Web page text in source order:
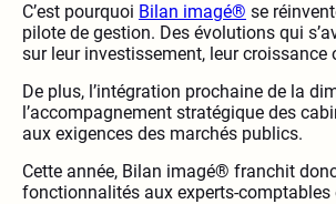
C’est pourquoi Bilan imagé® se
pilote de gestion. Des évolutions qui
sur leur investissement, leur croissance
De plus, l’intégration prochaine de la
l’accompagnement stratégique des
aux exigences des marchés publics.
Cette année, Bilan imagé® franchit
fonctionnalités aux experts-comptables